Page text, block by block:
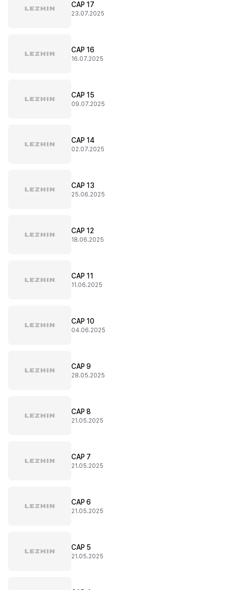
CAP 17
23.07.2025
CAP 16
16.07.2025
CAP 15
09.07.2025
CAP 14
02.07.2025
CAP 13
25.06.2025
CAP 12
18.06.2025
CAP 11
11.06.2025
CAP 10
04.06.2025
CAP 9
28.05.2025
CAP 8
21.05.2025
CAP 7
21.05.2025
CAP 6
21.05.2025
CAP 5
21.05.2025